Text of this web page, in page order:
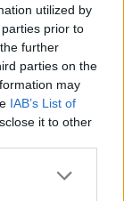
utilized by
prior to
further
parties on the
may
IAB’s List of
it to other
more Google